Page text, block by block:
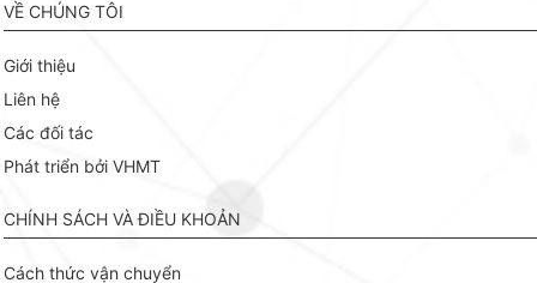
VỀ CHÚNG TÔI
Giới thiệu
Liên hệ
Các đối tác
Phát triển bởi VHMT
CHÍNH SÁCH VÀ ĐIỀU KHOẢN
Cách thức vận chuyển